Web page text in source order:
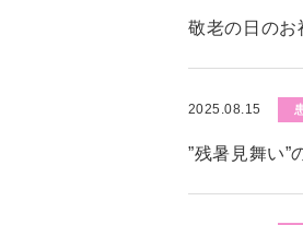
敬老の日のお
2025.08.15
”残暑見舞い”